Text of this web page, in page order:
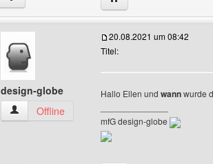
design-globe
design-globe Benutzer-Profile anzeigen
Offline
20.08.2021 um 08:42
Titel:
Hallo Ellen und wannwurde
mfG design-globe